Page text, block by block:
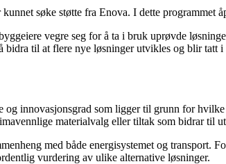
søke støtte fra Enova. I dette programmet
vegre seg for å ta i bruk uprøvde
bidra til at flere nye løsninger utvikles og blir tatt i
og innovasjonsgrad som ligger til grunn for
materialvalg eller tiltak som bidrar til
med både energisystemet og transport.
vurdering av ulike alternative løsninger.